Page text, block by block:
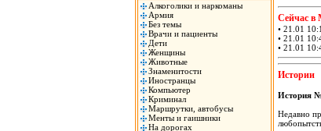
Алкоголики и наркоманы
Армия
Без темы
Врачи и пациенты
Дети
Женщины
Животные
Знаменитости
Иностранцы
Компьютер
Криминал
Маршрутки, автобусы
Менты и гаишники
На дорогах
Сейчас в
• 21.01
• 21.01
• 21.01
Истории
История
Недавно